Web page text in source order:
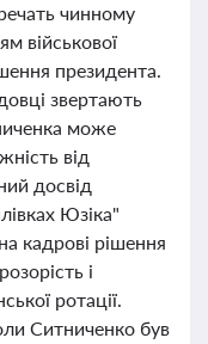
чинному
військової
президента.
звертають
може
від
досвід
Юзіка"
кадрові рішення
і
ротації.
Ситниченко був